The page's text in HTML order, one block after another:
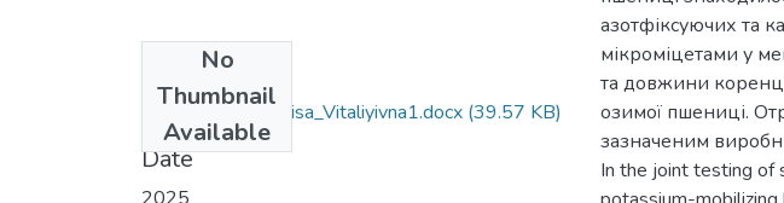
No
Thumbnail
Available
162_Osipchuk_Alisa_Vitaliyivna1.docx (39.57 KB)
Date
2025
азотфіксуючих та
мікроміцетами у
та довжини
озимої пшениці.
зазначеним
In the joint testing of